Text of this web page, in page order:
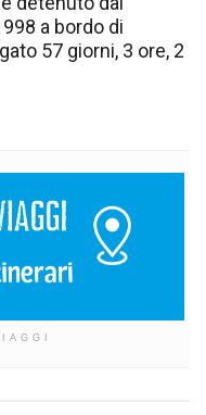
a bordo di
57 giorni, 3 ore, 2